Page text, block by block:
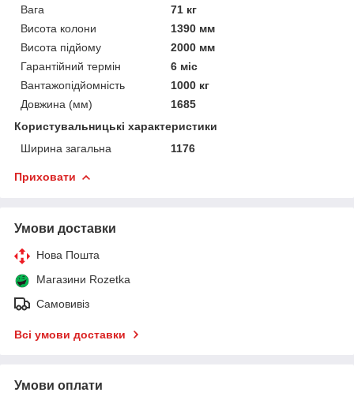
Вага
71 кг
Висота колони
1390 мм
Висота підйому
2000 мм
Гарантійний термін
6 міс
Вантажопідйомність
1000 кг
Довжина (мм)
1685
Користувальницькі характеристики
Ширина загальна
1176
Приховати
Умови доставки
Нова Пошта
Магазини Rozetka
Самовивіз
Всі умови доставки
Умови оплати